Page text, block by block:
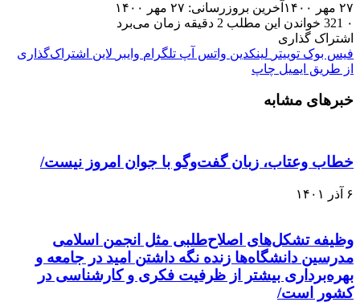
۲۷ مهر ۱۴۰۰
آخرین بروزرسانی: ۲۷ مهر ۱۴۰۰
۰
خواندن این مطلب 2 دقیقه زمان می‌برد
اشتراک گذاری
فیس بوک توییتر لینکدین واتس آپ تلگرام وایبر لاین اشتراک‌گذاری
از طریق ایمیل چاپ
خبرهای مشابه
خطاب وعتاب، زبان گفت‌و‌گو با جوان امروز نیست/
۶ آذر ۱۴۰۱
وظیفه تشکل‌های اصلاح‌طلبی مثل انجمن اسلامی
مدرسین دانشگاه‌ها زنده نگه داشتن امید در جامعه و
بهره‌برداری بیشتر از ظرفیت فکری و کارشناسی در
کشور است/